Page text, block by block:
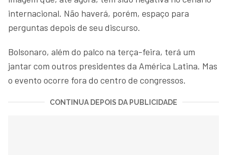
internacional. Não haverá, porém, espaço para
perguntas depois de seu discurso.
Bolsonaro, além do palco na terça-feira, terá um
jantar com outros presidentes da América Latina. Mas
o evento ocorre fora do centro de congressos.
CONTINUA DEPOIS DA PUBLICIDADE